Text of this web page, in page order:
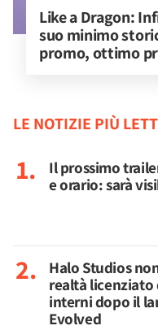
Like a Dragon:
suo minimo
promo, ottimo
LE NOTIZIE PIÙ
Il prossimo
e orario: sarà
Halo Studios
realtà
interni dopo il
Evolved